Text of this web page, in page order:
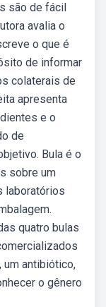
são de fácil
avalia o
o que é
de informar
colaterais de
apresenta
e o
de
Bula é o
sobre um
laboratórios
quatro bulas
um antibiótico,
o gênero